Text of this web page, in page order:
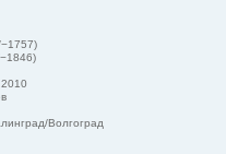
Волгоград